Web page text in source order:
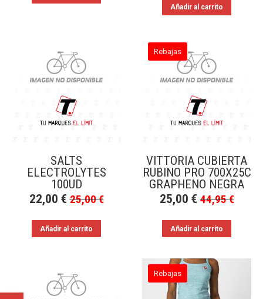
Añadir al carrito
SALTS
ELECTROLYTES
100UD
22,00 € 25,00€
Añadir al carrito
Rebajas
VITTORIA CUBIERTA
RUBINO PRO 700X25C
GRAPHENO NEGRA
25,00 € 44,95€
Añadir al carrito
Rebajas